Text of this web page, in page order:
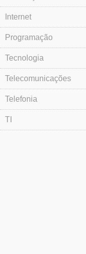
Internet
Programação
Tecnologia
Telecomunicações
Telefonia